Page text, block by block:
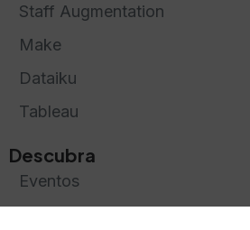
Staff Augmentation
Make
Dataiku
Tableau
Descubra
Eventos